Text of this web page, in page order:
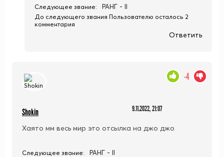
Следующее звание: РАНГ - II
До следующего звания Пользователю осталось 2
комментария
Ответить
Shokin 9.11.2022, 21:07
Хаято мм весь мир это отсылка на джо джо
-4
Следующее звание: РАНГ - II